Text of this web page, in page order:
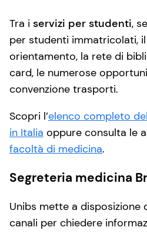
Tra i servizi per studenti,
per studenti immatricolati,
orientamento, la rete di
card, le numerose
convenzione trasporti.
Scopri l’elenco completo
in Italia oppure consulta le
facoltà di medicina.
Segreteria medicina
Unibs mette a disposizione
canali per chiedere